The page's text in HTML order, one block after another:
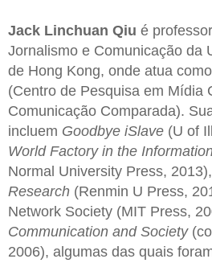
Jack Linchuan Qiu é
Jornalismo e Comunicação da
de Hong Kong, onde atua
(Centro de Pesquisa em Mídia
Comunicação Comparada).
incluem Goodbye iSlave (U of
World Factory in the
Normal University Press, 2013),
Research (Renmin U Press,
Network Society (MIT Press,
Communication and Society
2006), algumas das quais